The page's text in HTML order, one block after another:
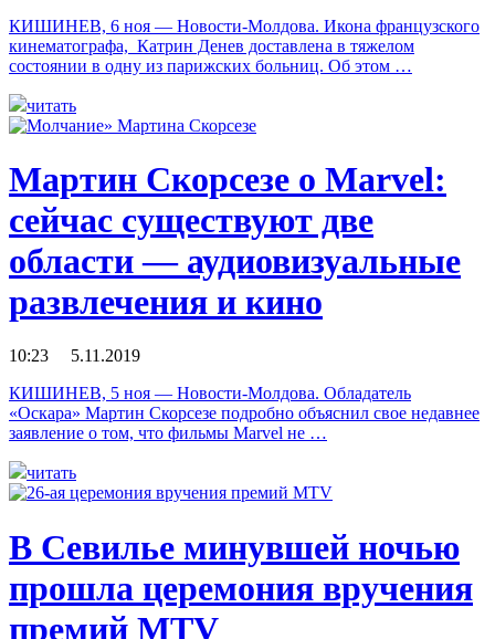
КИШИНЕВ, 6 ноя — Новости-Молдова. Икона французского
кинематографа, Катрин Денев доставлена в тяжелом
состоянии в одну из парижских больниц. Об этом …
читать
Мартин Скорсезе о Marvel:
сейчас существуют две
области — аудиовизуальные
развлечения и кино
10:23 5.11.2019
КИШИНЕВ, 5 ноя — Новости-Молдова. Обладатель
«Оскара» Мартин Скорсезе подробно объяснил свое недавнее
заявление о том, что фильмы Marvel не …
читать
В Севилье минувшей ночью
прошла церемония вручения
премий MTV